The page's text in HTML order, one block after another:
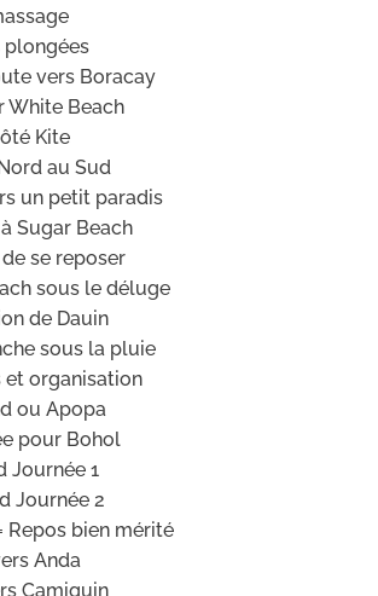
plongées
vers Boracay
White Beach
Kite
au Sud
un petit paradis
Sugar Beach
se reposer
sous le déluge
de Dauin
sous la pluie
et organisation
ou Apopa
pour Bohol
Journée 1
Journée 2
Repos bien mérité
Anda
Camiguin